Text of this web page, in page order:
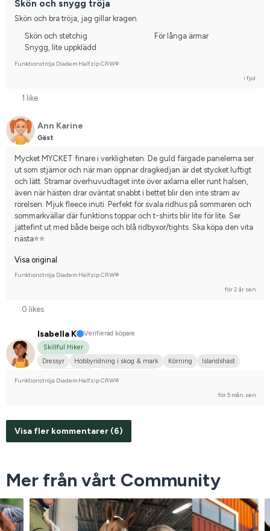
Skön och snygg tröja
Skön och bra tröja, jag gillar kragen.
Skön och stetchig
Snygg, lite uppklädd
För långa ärmar
Funktionströja Diadem Halfzip CRW®
i fjol
1 like
Ann Karine
Gäst
Mycket MYCKET finare i verkligheten. De guld färgade panelerna ser
ut som stjärnor och när man öppnar dragkedjan är det stycket luftigt
och lätt. Stramar överhuvudtaget inte över axlarna eller runt halsen,
även när hästen drar oväntat snabbt i bettet blir den inte stram av
rörelsen. Mjuk fleece inuti. Perfekt för svala ridhus på sommaren och
sommarkvällar där funktions toppar och t-shirts blir lite för lite. Ser
jättefint ut med både beige och blå ridbyxor/tights. Ska köpa den vita
nästa⭐️⭐️
Visa original
Funktionströja Diadem Halfzip CRW®
för 2 år sen
0 likes
Isabella K
Verifierad köpare
Skillful Hiker
Dressyr
Hobbyridning i skog & mark Körning
Islandshäst
Funktionströja Diadem Halfzip CRW®
för 5 mån. sen
Visa fler kommentarer (6)
Mer från vårt Community